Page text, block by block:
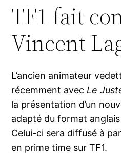
TF1 fait
Vincent
L’ancien animateur
récemment avecLe
la présentation d’un
adapté du format
Celui-ci sera diffusé à
en prime time sur TF1.